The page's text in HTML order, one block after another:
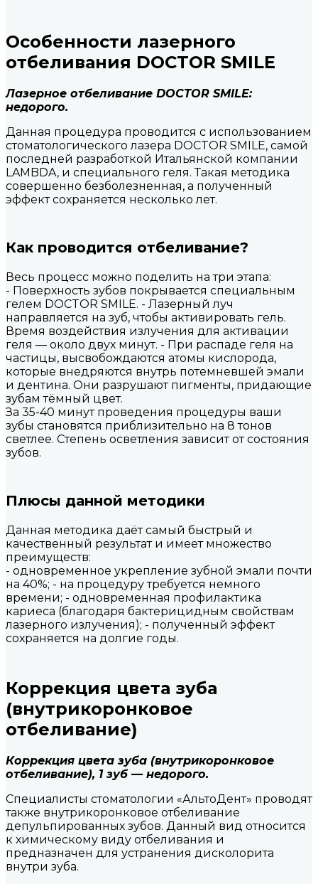
Особенности лазерного
отбеливания DOCTOR SMILE
Лазерное отбеливание DOCTOR SMILE:
недорого.
Данная процедура проводится с использованием
стоматологического лазера DOCTOR SMILE, самой
последней разработкой Итальянской компании
LAMBDA, и специального геля. Такая методика
совершенно безболезненная, а полученный
эффект сохраняется несколько лет.
Как проводится отбеливание?
Весь процесс можно поделить на три этапа:
- Поверхность зубов покрывается специальным
гелем DOCTOR SMILE. - Лазерный луч
направляется на зуб, чтобы активировать гель.
Время воздействия излучения для активации
геля — около двух минут. - При распаде геля на
частицы, высвобождаются атомы кислорода,
которые внедряются внутрь потемневшей эмали
и дентина. Они разрушают пигменты, придающие
зубам тёмный цвет.
За 35-40 минут проведения процедуры ваши
зубы становятся приблизительно на 8 тонов
светлее. Степень осветления зависит от состояния
зубов.
Плюсы данной методики
Данная методика даёт самый быстрый и
качественный результат и имеет множество
преимуществ:
- одновременное укрепление зубной эмали почти
на 40%; - на процедуру требуется немного
времени; - одновременная профилактика
кариеса (благодаря бактерицидным свойствам
лазерного излучения); - полученный эффект
сохраняется на долгие годы.
Коррекция цвета зуба
(внутрикоронковое
отбеливание)
Коррекция цвета зуба (внутрикоронковое
отбеливание), 1 зуб — недорого.
Специалисты стоматологии «АльтоДент» проводят
также внутрикоронковое отбеливание
депульпированных зубов. Данный вид относится
к химическому виду отбеливания и
предназначен для устранения дисколорита
внутри зуба.